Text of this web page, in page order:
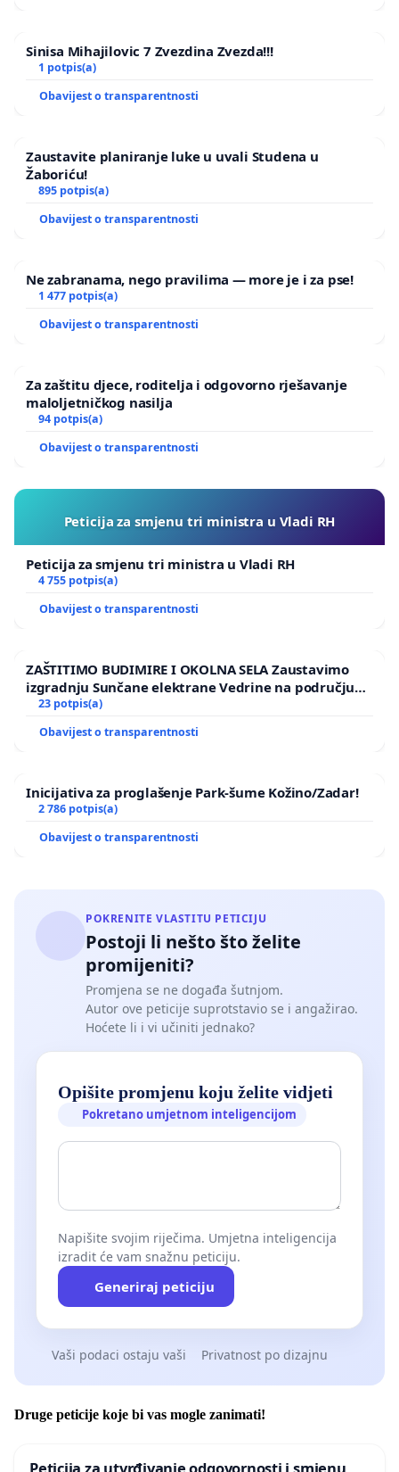
Sinisa Mihajilovic 7 Zvezdina Zvezda!!!
1 potpis(a)
Obavijest o transparentnosti
Zaustavite planiranje luke u uvali Studena u
Žaboriću!
895 potpis(a)
Obavijest o transparentnosti
Ne zabranama, nego pravilima — more je i za pse!
1 477 potpis(a)
Obavijest o transparentnosti
Za zaštitu djece, roditelja i odgovorno rješavanje
maloljetničkog nasilja
94 potpis(a)
Obavijest o transparentnosti
Peticija za smjenu tri ministra u Vladi RH
Peticija za smjenu tri ministra u Vladi RH
4 755 potpis(a)
Obavijest o transparentnosti
ZAŠTITIMO BUDIMIRE I OKOLNA SELA Zaustavimo
izgradnju Sunčane elektrane Vedrine na području
Ugljana
23 potpis(a)
Obavijest o transparentnosti
Inicijativa za proglašenje Park-šume Kožino/Zadar!
2 786 potpis(a)
Obavijest o transparentnosti
POKRENITE VLASTITU PETICIJU
Postoji li nešto što želite
promijeniti?
Promjena se ne događa šutnjom.
Autor ove peticije suprotstavio se i angažirao.
Hoćete li i vi učiniti jednako?
Opišite promjenu koju želite vidjeti
Pokretano umjetnom inteligencijom
Napišite svojim riječima. Umjetna inteligencija
izradit će vam snažnu peticiju.
Generiraj peticiju
Vaši podaci ostaju vaši Privatnost po dizajnu
Druge peticije koje bi vas mogle zanimati!